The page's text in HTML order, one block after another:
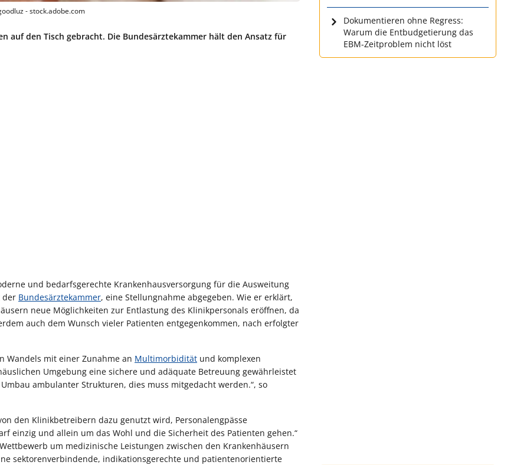
- stock.adobe.com
auf den Tisch gebracht. Die Bundesärztekammer hält den Ansatz für
und bedarfsgerechte Krankenhausversorgung für die Ausweitung
der Bundesärztekammer, eine Stellungnahme abgegeben. Wie er erklärt,
neue Möglichkeiten zur Entlastung des Klinikpersonals eröffnen, da
auch dem Wunsch vieler Patienten entgegenkommen, nach erfolgter
Wandels mit einer Zunahme an Multimorbidität und komplexen
Umgebung eine sichere und adäquate Betreuung gewährleistet
ambulanter Strukturen, dies muss mitgedacht werden.“, so
den Klinikbetreibern dazu genutzt wird, Personalengpässe
einzig und allein um das Wohl und die Sicherheit des Patienten gehen.“
um medizinische Leistungen zwischen den Krankenhäusern
sektorenverbindende, indikationsgerechte und patientenorientierte
Dokumentieren ohne Regress:
Warum die Entbudgetierung das
EBM-Zeitproblem nicht löst